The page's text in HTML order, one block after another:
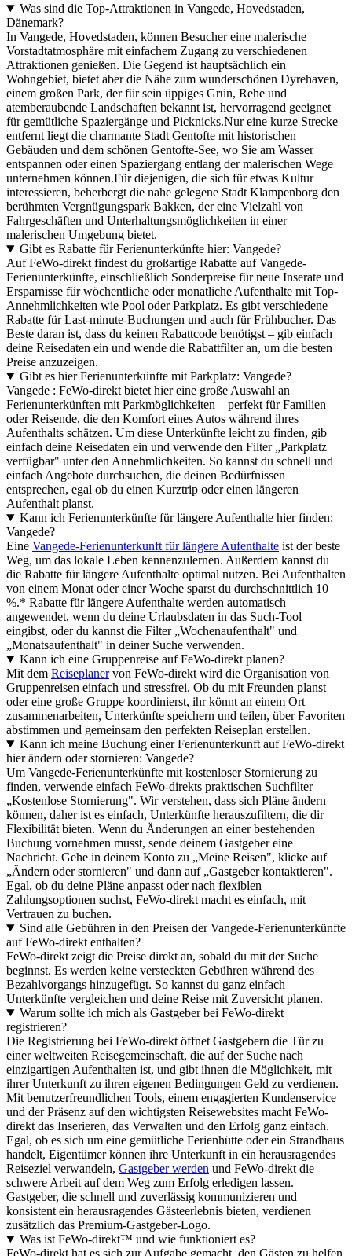
Was sind die Top-Attraktionen in Vangede, Hovedstaden,
Dänemark?
In Vangede, Hovedstaden, können Besucher eine malerische
Vorstadtatmosphäre mit einfachem Zugang zu verschiedenen
Attraktionen genießen. Die Gegend ist hauptsächlich ein
Wohngebiet, bietet aber die Nähe zum wunderschönen Dyrehaven,
einem großen Park, der für sein üppiges Grün, Rehe und
atemberaubende Landschaften bekannt ist, hervorragend geeignet
für gemütliche Spaziergänge und Picknicks.Nur eine kurze Strecke
entfernt liegt die charmante Stadt Gentofte mit historischen
Gebäuden und dem schönen Gentofte-See, wo Sie am Wasser
entspannen oder einen Spaziergang entlang der malerischen Wege
unternehmen können.Für diejenigen, die sich für etwas Kultur
interessieren, beherbergt die nahe gelegene Stadt Klampenborg den
berühmten Vergnügungspark Bakken, der eine Vielzahl von
Fahrgeschäften und Unterhaltungsmöglichkeiten in einer
malerischen Umgebung bietet.
Gibt es Rabatte für Ferienunterkünfte hier: Vangede?
Auf FeWo-direkt findest du großartige Rabatte auf Vangede-
Ferienunterkünfte, einschließlich Sonderpreise für neue Inserate und
Ersparnisse für wöchentliche oder monatliche Aufenthalte mit Top-
Annehmlichkeiten wie Pool oder Parkplatz. Es gibt verschiedene
Rabatte für Last-minute-Buchungen und auch für Frühbucher. Das
Beste daran ist, dass du keinen Rabattcode benötigst – gib einfach
deine Reisedaten ein und wende die Rabattfilter an, um die besten
Preise anzuzeigen.
Gibt es hier Ferienunterkünfte mit Parkplatz: Vangede?
Vangede : FeWo-direkt bietet hier eine große Auswahl an
Ferienunterkünften mit Parkmöglichkeiten – perfekt für Familien
oder Reisende, die den Komfort eines Autos während ihres
Aufenthalts schätzen. Um diese Unterkünfte leicht zu finden, gib
einfach deine Reisedaten ein und verwende den Filter „Parkplatz
verfügbar" unter den Annehmlichkeiten. So kannst du schnell und
einfach Angebote durchsuchen, die deinen Bedürfnissen
entsprechen, egal ob du einen Kurztrip oder einen längeren
Aufenthalt planst.
Kann ich Ferienunterkünfte für längere Aufenthalte hier finden:
Vangede?
Eine Vangede-Ferienunterkunft für längere Aufenthalte ist der beste
Weg, um das lokale Leben kennenzulernen. Außerdem kannst du
die Rabatte für längere Aufenthalte optimal nutzen. Bei Aufenthalten
von einem Monat oder einer Woche sparst du durchschnittlich 10
%.* Rabatte für längere Aufenthalte werden automatisch
angewendet, wenn du deine Urlaubsdaten in das Such-Tool
eingibst, oder du kannst die Filter „Wochenaufenthalt" und
„Monatsaufenthalt" in deiner Suche verwenden.
Kann ich eine Gruppenreise auf FeWo-direkt planen?
Mit dem Reiseplanervon FeWo-direkt wird die Organisation von
Gruppenreisen einfach und stressfrei. Ob du mit Freunden planst
oder eine große Gruppe koordinierst, ihr könnt an einem Ort
zusammenarbeiten, Unterkünfte speichern und teilen, über Favoriten
abstimmen und gemeinsam den perfekten Reiseplan erstellen.
Kann ich meine Buchung einer Ferienunterkunft auf FeWo-direkt
hier ändern oder stornieren: Vangede?
Um Vangede-Ferienunterkünfte mit kostenloser Stornierung zu
finden, verwende einfach FeWo-direkts praktischen Suchfilter
„Kostenlose Stornierung". Wir verstehen, dass sich Pläne ändern
können, daher ist es einfach, Unterkünfte herauszufiltern, die dir
Flexibilität bieten. Wenn du Änderungen an einer bestehenden
Buchung vornehmen musst, sende deinem Gastgeber eine
Nachricht. Gehe in deinem Konto zu „Meine Reisen", klicke auf
„Ändern oder stornieren" und dann auf „Gastgeber kontaktieren".
Egal, ob du deine Pläne anpasst oder nach flexiblen
Zahlungsoptionen suchst, FeWo-direkt macht es einfach, mit
Vertrauen zu buchen.
Sind alle Gebühren in den Preisen der Vangede-Ferienunterkünfte
auf FeWo-direkt enthalten?
FeWo-direkt zeigt die Preise direkt an, sobald du mit der Suche
beginnst. Es werden keine versteckten Gebühren während des
Bezahlvorgangs hinzugefügt. So kannst du ganz einfach
Unterkünfte vergleichen und deine Reise mit Zuversicht planen.
Warum sollte ich mich als Gastgeber bei FeWo-direkt
registrieren?
Die Registrierung bei FeWo-direkt öffnet Gastgebern die Tür zu
einer weltweiten Reisegemeinschaft, die auf der Suche nach
einzigartigen Aufenthalten ist, und gibt ihnen die Möglichkeit, mit
ihrer Unterkunft zu ihren eigenen Bedingungen Geld zu verdienen.
Mit benutzerfreundlichen Tools, einem engagierten Kundenservice
und der Präsenz auf den wichtigsten Reisewebsites macht FeWo-
direkt das Inserieren, das Verwalten und den Erfolg ganz einfach.
Egal, ob es sich um eine gemütliche Ferienhütte oder ein Strandhaus
handelt, Eigentümer können ihre Unterkunft in ein herausragendes
Reiseziel verwandeln, Gastgeber werden und FeWo-direkt die
schwere Arbeit auf dem Weg zum Erfolg erledigen lassen.
Gastgeber, die schnell und zuverlässig kommunizieren und
konsistent ein herausragendes Gästeerlebnis bieten, verdienen
zusätzlich das Premium-Gastgeber-Logo.
Was ist FeWo-direkt™ und wie funktioniert es?
FeWo-direkt hat es sich zur Aufgabe gemacht, den Gästen zu helfen,